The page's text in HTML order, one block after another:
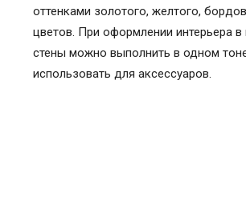
оттенками золотого, желтого,
цветов. При оформлении интерьера в
стены можно выполнить в одном
использовать для аксессуаров.